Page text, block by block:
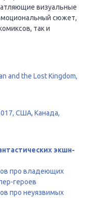
визуальные
сюжет,
так и
and the Lost Kingdom,
США, Канада,
экшн-
про владеющих
героев
про неуязвимых